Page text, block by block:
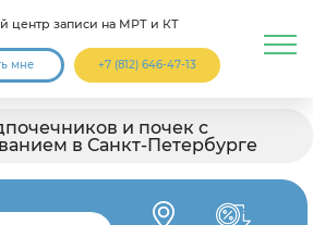
центр записи на МРТ и КТ
мне +7 (812) 646-47-13
и почек с
в Санкт-Петербурге